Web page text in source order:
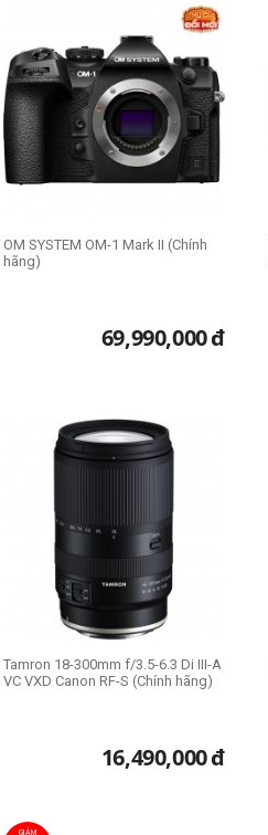
OM SYSTEM OM-1 Mark II (Chính
hãng)
69,990,000đ
Tamron 18-300mm f/3.5-6.3 Di III-A
VC VXD Canon RF-S (Chính hãng)
16,490,000đ
GIẢM